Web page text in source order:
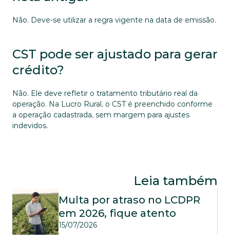
Não. Deve-se utilizar a regra vigente na data de emissão.
CST pode ser ajustado para gerar
crédito?
Não. Ele deve refletir o tratamento tributário real da
operação. Na Lucro Rural, o CST é preenchido conforme
a operação cadastrada, sem margem para ajustes
indevidos.
Leia também
Multa por atraso no LCDPR
em 2026, fique atento
15/07/2026